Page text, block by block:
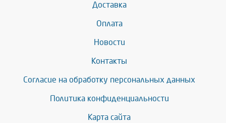
Доставка
Оплата
Новости
Контакты
Согласие на обработку персональных данных
Политика конфиденциальности
Карта сайта